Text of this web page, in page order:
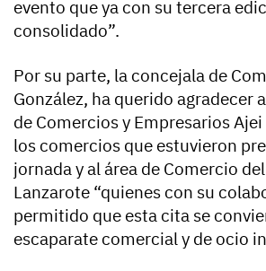
evento que ya con su tercera
consolidado”.
Por su parte, la concejala de
González, ha querido agradecer
de Comercios y Empresarios Ajei
los comercios que estuvieron
jornada y al área de Comercio
Lanzarote “quienes con su
permitido que esta cita se
escaparate comercial y de ocio